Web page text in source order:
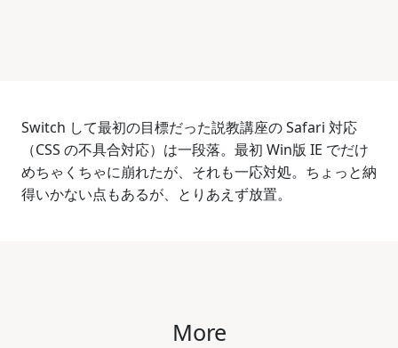
Switch して最初の目標だった説教講座の Safari 対応
（CSS の不具合対応）は一段落。最初 Win版 IE でだけ
めちゃくちゃに崩れたが、それも一応対処。ちょっと納
得いかない点もあるが、とりあえず放置。
More